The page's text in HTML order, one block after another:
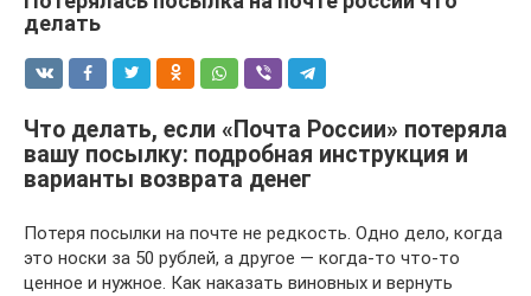
делать
Что делать, если «Почта России» потеряла
вашу посылку: подробная инструкция и
варианты возврата денег
Потеря посылки на почте не редкость. Одно дело, когда
это носки за 50 рублей, а другое — когда-то что-то
ценное и нужное. Как наказать виновных и вернуть